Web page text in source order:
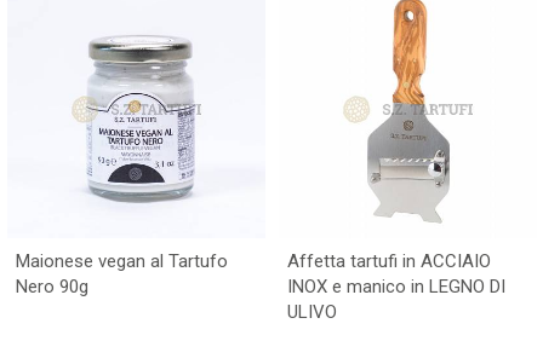
Maionese vegan al Tartufo
Nero 90g
Affetta tartufi in ACCIAIO
INOX e manico in LEGNO DI
ULIVO